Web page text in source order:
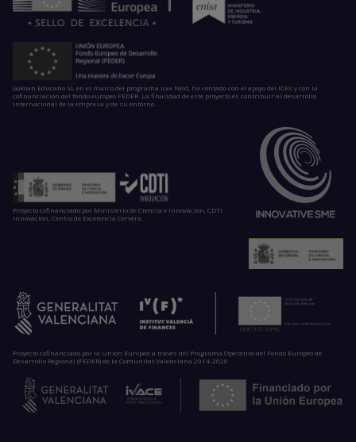
GoKoan Educatio SL en el marco del programa Icex Next, ha contado con el apoyo del ICEX y con la
cofinanciación del fondo europeo FEDER. La finalidad de este proyecto es contribuir al desarrollo
internacional de la empresa y de su entorno.
Proyecto cofinanciado por Ministerio de Ciencia e Innovación, CDTI
Innovación, Centro de Excelencia Cervera.
Proyecto cofinanciado por la Unión Europea a través del Programa Operativo del Fondo Europeo de
Desarrollo Regional (FEDER) de la Comunitat Valenciana 2014-2020